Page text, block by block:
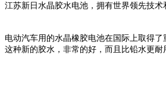
江苏新日水晶胶水电池，拥有世界领先技
电动汽车用的水晶橡胶电池在国际上取得
这种新的胶水，非常的好，而且比铅水更耐